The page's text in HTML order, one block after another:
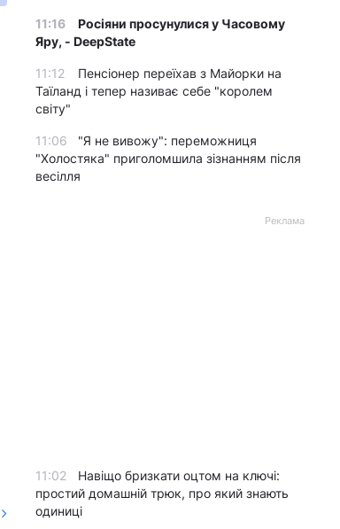
11:16
Росіяни просунулися у Часовому
Яру, - DeepState
11:12
Пенсіонер переїхав з Майорки на
Таїланд і тепер називає себе "королем
світу"
11:06
"Я не вивожу": переможниця
"Холостяка" приголомшила зізнанням після
весілля
Реклама
11:02
Навіщо бризкати оцтом на ключі:
простий домашній трюк, про який знають
одиниці